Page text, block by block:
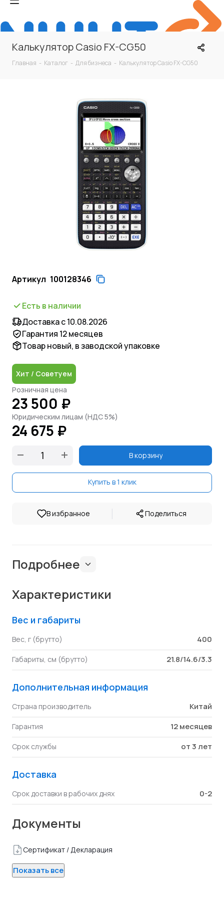
Калькулятор Casio FX-CG50
Главная - Каталог - Для бизнеса - Калькулятор Casio FX-CG50
Артикул 100128346
Есть в наличии
Доставка с 10.08.2026
Гарантия 12 месяцев
Товар новый, в заводской упаковке
Хит / Советуем
Розничная цена
23 500 ₽
Юридическим лицам (НДС 5%)
24 675 ₽
В корзину
Купить в 1 клик
В избранное | Поделиться
Подробнее
Характеристики
Вес и габариты
Вес, г (брутто) 400
Габариты, см (брутто) 21.8/14.6/3.3
Дополнительная информация
Страна производитель Китай
Гарантия 12 месяцев
Срок службы от 3 лет
Доставка
Срок доставки в рабочих днях 0-2
Документы
Сертификат / Декларация
Показать все